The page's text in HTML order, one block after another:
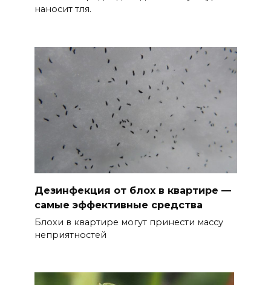
наносит тля.
Дезинфекция от блох в квартире —
самые эффективные средства
Блохи в квартире могут принести массу
неприятностей